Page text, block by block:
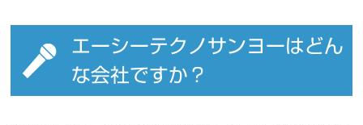
エーシーテクノサンヨーはどん
な会社ですか？